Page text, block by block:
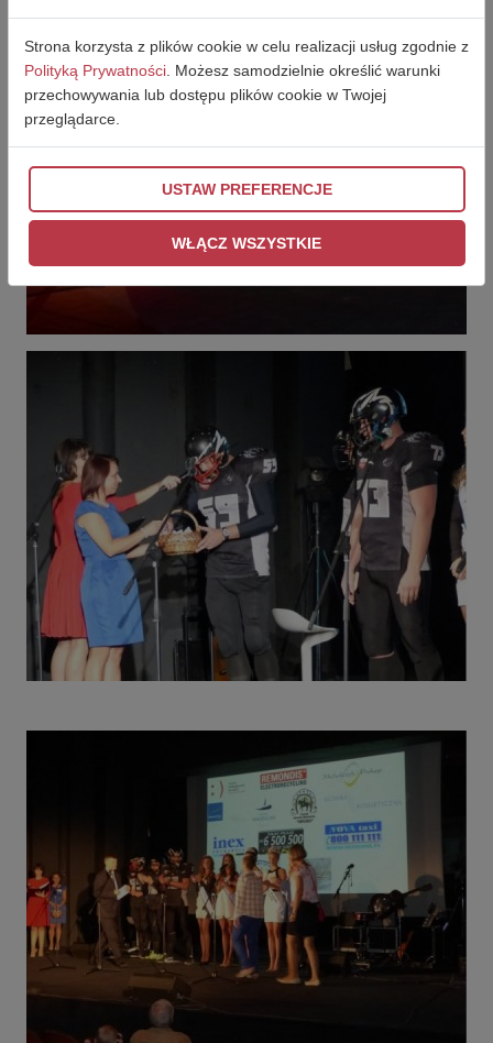
Strona korzysta z plików cookie w celu realizacji usług zgodnie z
Polityką Prywatności . Możesz samodzielnie określić warunki
przechowywania lub dostępu plików cookie w Twojej
przeglądarce.
USTAW PREFERENCJE
WŁĄCZ WSZYSTKIE